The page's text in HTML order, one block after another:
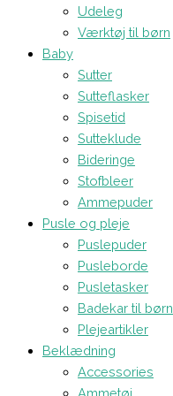
Udeleg
Værktøj til børn
Baby
Sutter
Sutteflasker
Spisetid
Sutteklude
Bideringe
Stofbleer
Ammepuder
Pusle og pleje
Puslepuder
Pusleborde
Pusletasker
Badekar til børn
Plejeartikler
Beklædning
Accessories
Ammetøj